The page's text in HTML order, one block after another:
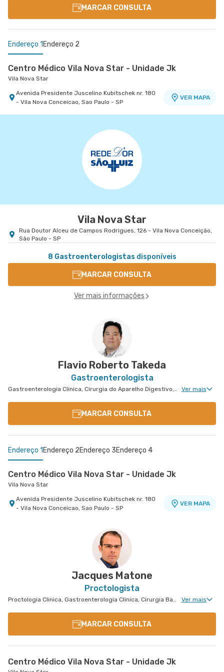
MARCAR CONSULTA
Endereço 1 Endereço 2
Centro Médico Vila Nova Star - Unidade Jk
Vila Nova Star
Avenida Presidente Juscelino Kubitschek nr. 180
- Vila Nova Conceicao, Sao Paulo - SP
VER MAPA
Centro Médico Cardiologia Novo Atibaia
Rua Pedro Cunha nr. 145 - Vila Santista, Atibaia -
Vila Nova Star
Rua Doutor Alceu de Campos Rodrigues, 126 - Vila Nova Conceição,
São Paulo - SP
8 Gastroenterologistas disponíveis
MARCAR CONSULTA
Ver mais informações
Flavio Roberto Takeda
Gastroenterologista
Gastroenterologia Clinica, Cirurgia do Aparelho Digestivo, Cirurgia Robótica do Aparelho Digestivo, Cirurgia Robótica Geral, Cirurgia Oncológica, Cirurgia Oncológica do Aparelho Digestivo Ver mais
MARCAR CONSULTA
Endereço 1 Endereço 2Endereço 3Endereço 4
Centro Médico Vila Nova Star - Unidade Jk
Vila Nova Star
Avenida Presidente Juscelino Kubitschek nr. 180
- Vila Nova Conceicao, Sao Paulo - SP
VER MAPA
Oncologia D'Or Hospital Barra D'Or
Avenida Nelson Mufarrej nr. 255 1° Andar - Barra
da Tijuca, Rio de Janeiro - RJ
Rua Almirante Baltazar nr. 333 7° Andar - Sao
Cristovao, Rio de Janeiro - RJ
Rua Mariz e Barros nr. 550 - Icarai, Niteroi - RJ
Jacques Matone
Proctologista
Proctologia Clinica, Gastroenterologia Clinica, Cirurgia Bariátrica, Cirurgia Oncológica Ver mais
MARCAR CONSULTA
Centro Médico Vila Nova Star - Unidade Jk